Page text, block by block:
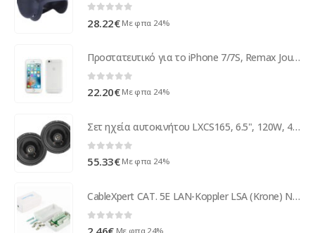
28.22€ Με φπα 24%
Προστατευτικό για το iPhone 7/7S, Remax Journey, αδιάβροχο, λεπτός, Μαύρο - 51497
0 out of 5
22.20€ Με φπα 24%
Σετ ηχεία αυτοκινήτου LXCS165, 6.5", 120W, 4 Ohm, 2 δρόμων
0 out of 5
55.33€ Με φπα 24%
CableXpert CAT. 5E LAN-Koppler LSA (Krone) NCA-LSAU5E-01
0 out of 5Με φπα 24%